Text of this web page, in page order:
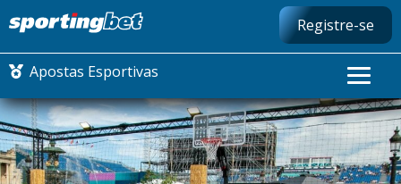
Registre-se
Apostas Esportivas
CONMEBOL LIBERTADORES